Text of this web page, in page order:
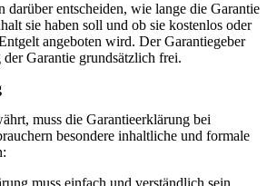
darüber entscheiden, wie lange die Garantie
sie haben soll und ob sie kostenlos oder
angeboten wird. Der Garantiegeber
Garantie grundsätzlich frei.
muss die Garantieerklärung bei
besondere inhaltliche und formale